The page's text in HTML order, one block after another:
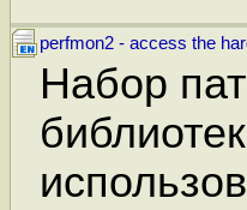
perfmon2 - access the
Набор